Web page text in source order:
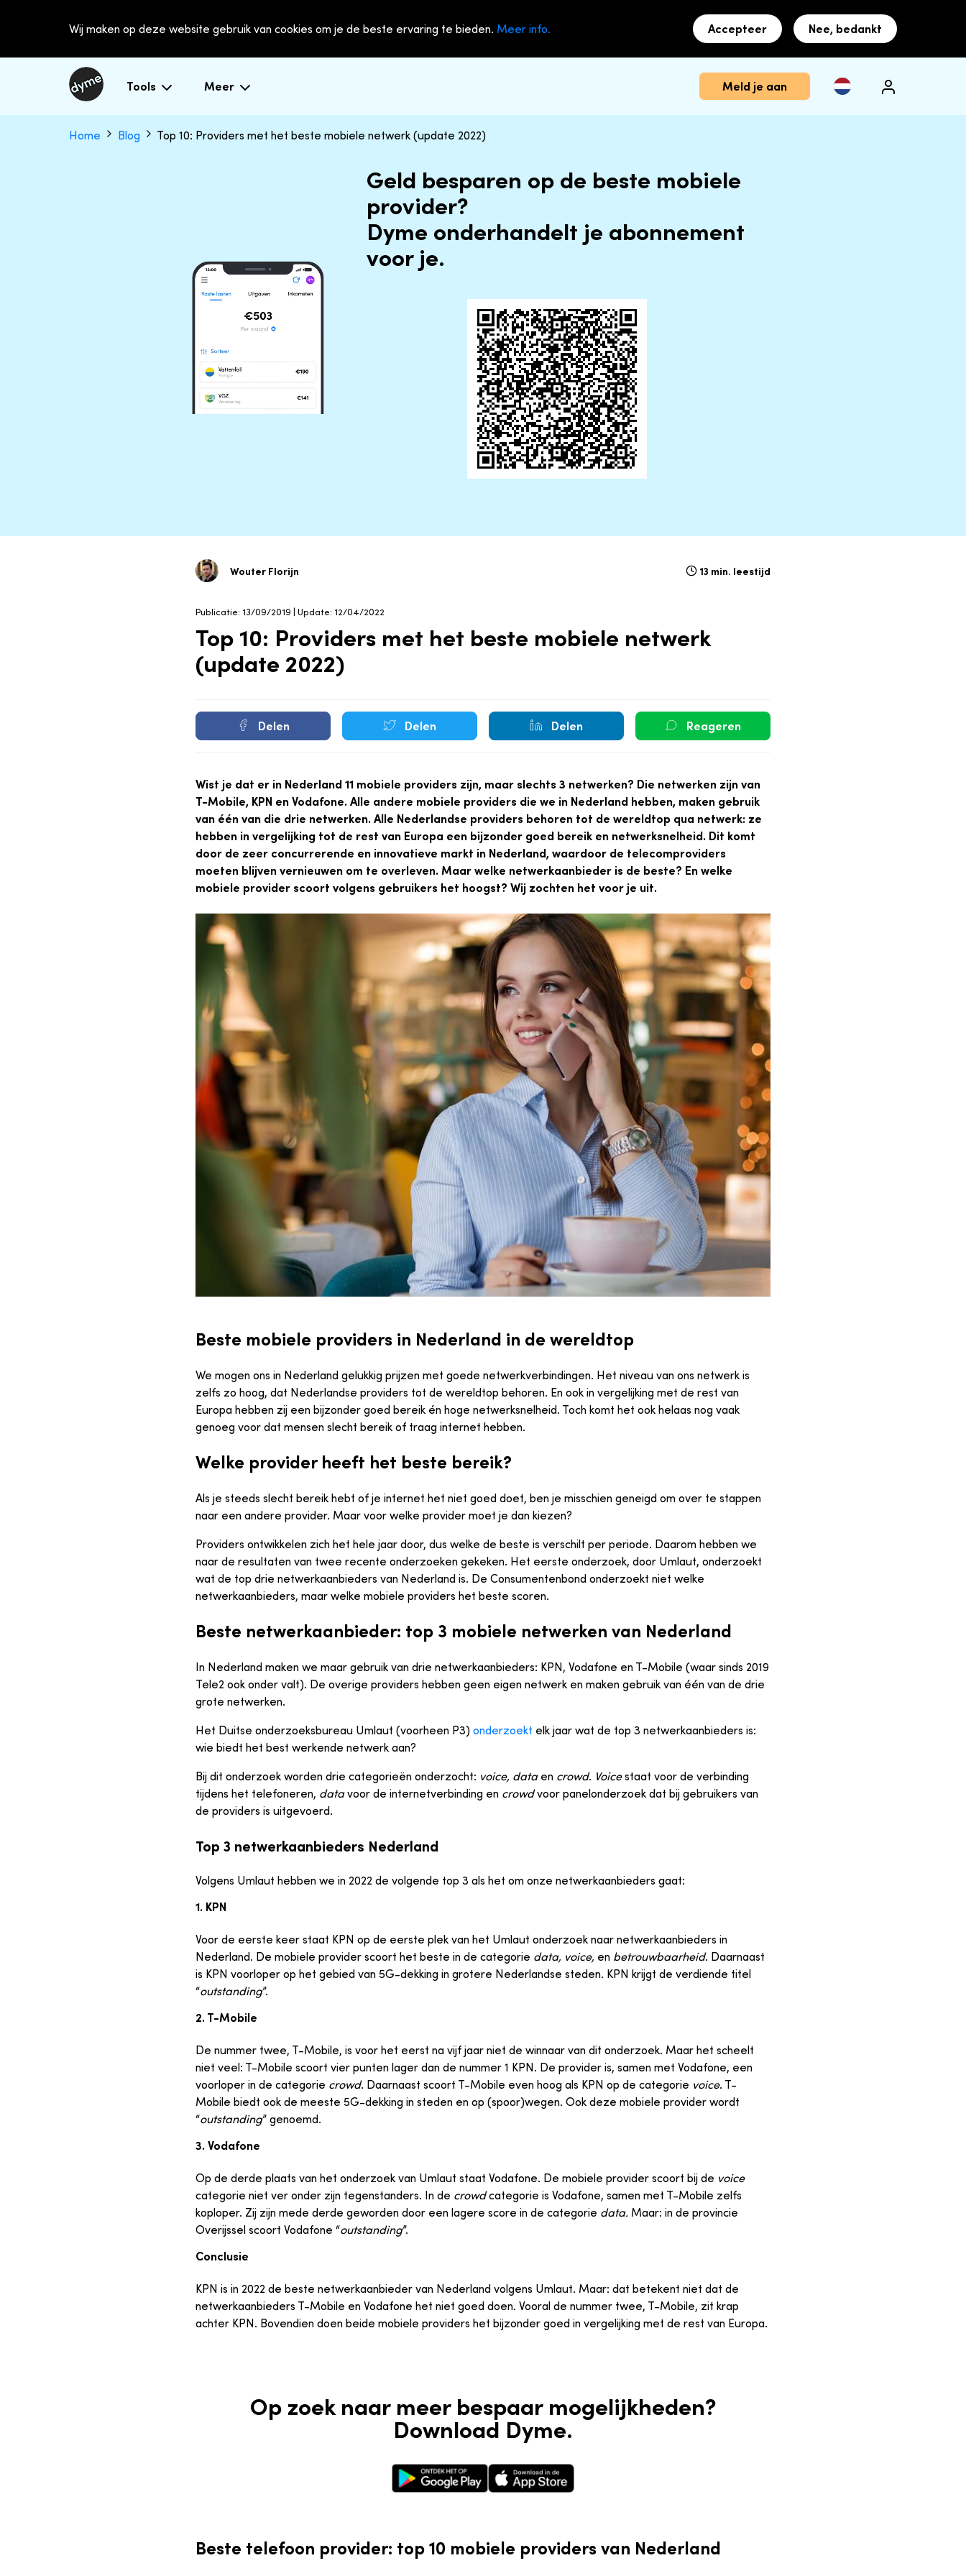
Wij maken op deze website gebruik van cookies om je de beste ervaring te bieden. Meer info. Accepteer Nee, bedankt
Tools Meer Meld je aan
Home Blog Top 10: Providers met het beste mobiele netwerk (update 2022)
Geld besparen op de beste mobiele
provider?
Dyme onderhandelt je abonnement
voor je.
Wouter Florijn 13 min. leestijd
Publicatie: 13/09/2019 | Update: 12/04/2022
Top 10: Providers met het beste mobiele netwerk
(update 2022)
Delen Delen Delen Reageren
Wist je dat er in Nederland 11 mobiele providers zijn, maar slechts 3 netwerken? Die netwerken zijn van
T-Mobile, KPN en Vodafone. Alle andere mobiele providers die we in Nederland hebben, maken gebruik
van één van die drie netwerken. Alle Nederlandse providers behoren tot de wereldtop qua netwerk: ze
hebben in vergelijking tot de rest van Europa een bijzonder goed bereik en netwerksnelheid. Dit komt
door de zeer concurrerende en innovatieve markt in Nederland, waardoor de telecomproviders
moeten blijven vernieuwen om te overleven. Maar welke netwerkaanbieder is de beste? En welke
mobiele provider scoort volgens gebruikers het hoogst? Wij zochten het voor je uit.
Beste mobiele providers in Nederland in de wereldtop
We mogen ons in Nederland gelukkig prijzen met goede netwerkverbindingen. Het niveau van ons netwerk is
zelfs zo hoog, dat Nederlandse providers tot de wereldtop behoren. En ook in vergelijking met de rest van
Europa hebben zij een bijzonder goed bereik én hoge netwerksnelheid. Toch komt het ook helaas nog vaak
genoeg voor dat mensen slecht bereik of traag internet hebben.
Welke provider heeft het beste bereik?
Als je steeds slecht bereik hebt of je internet het niet goed doet, ben je misschien geneigd om over te stappen
naar een andere provider. Maar voor welke provider moet je dan kiezen?
Providers ontwikkelen zich het hele jaar door, dus welke de beste is verschilt per periode. Daarom hebben we
naar de resultaten van twee recente onderzoeken gekeken. Het eerste onderzoek, door Umlaut, onderzoekt
wat de top drie netwerkaanbieders van Nederland is. De Consumentenbond onderzoekt niet welke
netwerkaanbieders, maar welke mobiele providers het beste scoren.
Beste netwerkaanbieder: top 3 mobiele netwerken van Nederland
In Nederland maken we maar gebruik van drie netwerkaanbieders: KPN, Vodafone en T-Mobile (waar sinds 2019
Tele2 ook onder valt). De overige providers hebben geen eigen netwerk en maken gebruik van één van de drie
grote netwerken.
Het Duitse onderzoeksbureau Umlaut (voorheen P3) onderzoekt elk jaar wat de top 3 netwerkaanbieders is:
wie biedt het best werkende netwerk aan?
Bij dit onderzoek worden drie categorieën onderzocht: voice, dataen crowd. Voicestaat voor de verbinding
tijdens het telefoneren, datavoor de internetverbinding en crowdvoor panelonderzoek dat bij gebruikers van
de providers is uitgevoerd.
Top 3 netwerkaanbieders Nederland
Volgens Umlaut hebben we in 2022 de volgende top 3 als het om onze netwerkaanbieders gaat:
1. KPN
Voor de eerste keer staat KPN op de eerste plek van het Umlaut onderzoek naar netwerkaanbieders in
Nederland. De mobiele provider scoort het beste in de categorie data, voice, en betrouwbaarheid. Daarnaast
is KPN voorloper op het gebied van 5G-dekking in grotere Nederlandse steden. KPN krijgt de verdiende titel
“outstanding”.
2. T-Mobile
De nummer twee, T-Mobile, is voor het eerst na vijf jaar niet de winnaar van dit onderzoek. Maar het scheelt
niet veel: T-Mobile scoort vier punten lager dan de nummer 1 KPN. De provider is, samen met Vodafone, een
voorloper in de categorie crowd. Daarnaast scoort T-Mobile even hoog als KPN op de categorie voice. T-
Mobile biedt ook de meeste 5G-dekking in steden en op (spoor)wegen. Ook deze mobiele provider wordt
“outstanding” genoemd.
3. Vodafone
Op de derde plaats van het onderzoek van Umlaut staat Vodafone. De mobiele provider scoort bij de voice
categorie niet ver onder zijn tegenstanders. In de crowdcategorie is Vodafone, samen met T-Mobile zelfs
koploper. Zij zijn mede derde geworden door een lagere score in de categorie data. Maar: in de provincie
Overijssel scoort Vodafone “outstanding”.
Conclusie
KPN is in 2022 de beste netwerkaanbieder van Nederland volgens Umlaut. Maar: dat betekent niet dat de
netwerkaanbieders T-Mobile en Vodafone het niet goed doen. Vooral de nummer twee, T-Mobile, zit krap
achter KPN. Bovendien doen beide mobiele providers het bijzonder goed in vergelijking met de rest van Europa.
Op zoek naar meer bespaar mogelijkheden?
Download Dyme.
Google Play StoreApple App Store
Beste telefoon provider: top 10 mobiele providers van Nederland